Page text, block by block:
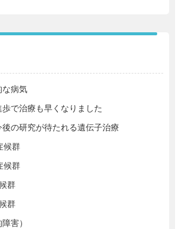
な病気
で治療も早くなりました
の研究が待たれる遺伝子治療
候群
候群
群
群
害）